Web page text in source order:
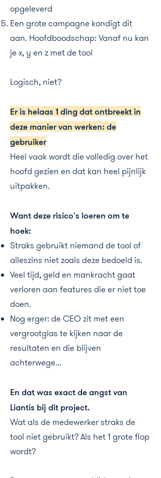
opgeleverd
Een grote campagne kondigt dit
aan. Hoofdboodschap: Vanaf nu kan
je x, y en z met de tool
Logisch, niet?
Er is helaas 1 ding dat ontbreekt in
deze manier van werken: de
gebruiker
Heel vaak wordt die volledig over het
hoofd gezien en dat kan heel pijnlijk
uitpakken.
Want deze risico's loeren om te
hoek:
Straks gebruikt niemand de tool of
alleszins niet zoals deze bedoeld is.
Veel tijd, geld en mankracht gaat
verloren aan features die er niet toe
doen.
Nog erger: de CEO zit met een
vergrootglas te kijken naar de
resultaten en die blijven
achterwege...
En dat was exact de angst van
Liantis bij dit project.
Wat als de medewerker straks de
tool niet gebruikt? Als het 1 grote flop
wordt?